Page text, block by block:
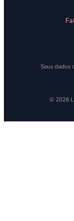
Seus dados
© 2026